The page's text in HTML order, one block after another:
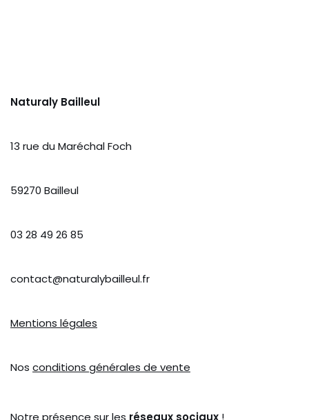
Naturaly Bailleul
13 rue du Maréchal Foch
59270 Bailleul
03 28 49 26 85
contact@naturalybailleul.fr
Mentions légales
Nos conditions générales de vente
Notre présence sur les réseaux sociaux !